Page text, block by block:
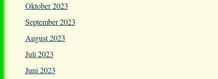
Oktober 2023
September 2023
August 2023
Juli 2023
Juni 2023